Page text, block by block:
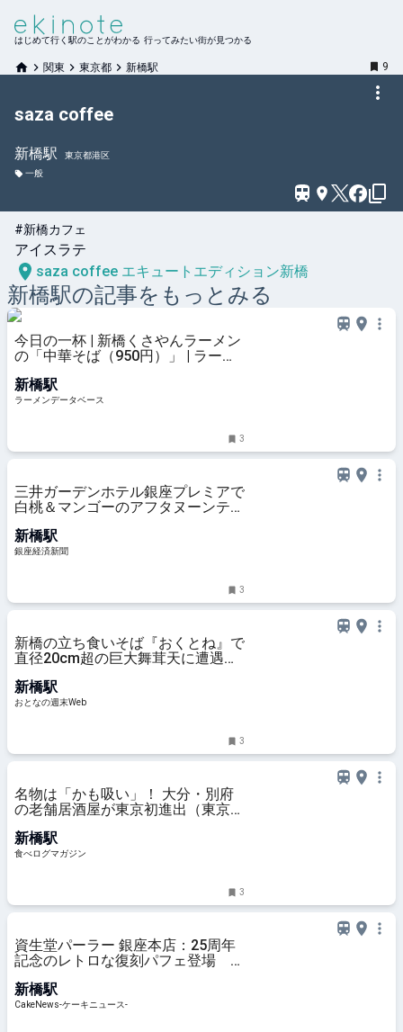
はじめて行く駅のことがわかる 行ってみたい街が見つかる
関東 東京都 新橋駅 9
saza coffee
新橋駅
東京都港区
一般
#新橋カフェ
アイスラテ
saza coffee エキュートエディション新橋
新橋駅の記事をもっとみる
今日の一杯 | 新橋くさやんラーメン
の「中華そば（950円）」 | ラーメ
新橋駅
ラーメンデータベース
3
三井ガーデンホテル銀座プレミアで
白桃＆マンゴーのアフタヌーンティ
新橋駅
銀座経済新聞
3
新橋の立ち食いそば『おくとね』で
直径20cm超の巨大舞茸天に遭遇。
新橋駅
おとなの週末Web
3
名物は「かも吸い」！ 大分・別府
の老舗居酒屋が東京初進出（東京・
新橋駅
食べログマガジン
3
資生堂パーラー 銀座本店：25周年
記念のレトロな復刻パフェ登場 旬
定メニューも展開へ
新橋駅
CakeNews-ケーキニュース-